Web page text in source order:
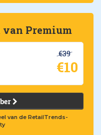
van Premium
€39
€10
van de RetailTrends-